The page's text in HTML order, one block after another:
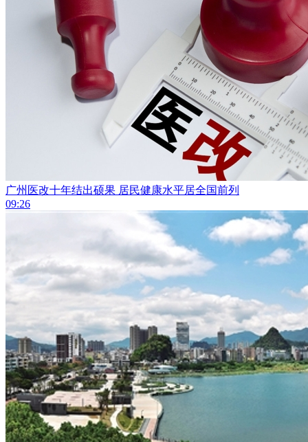
广州医改十年结出硕果 居民健康水平居全国前列
09:26